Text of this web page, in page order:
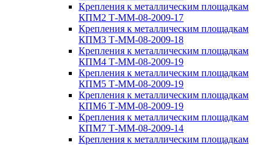
Крепления к металлическим площадкам
КПМ2 Т-ММ-08-2009-17
Крепления к металлическим площадкам
КПМ3 Т-ММ-08-2009-18
Крепления к металлическим площадкам
КПМ4 Т-ММ-08-2009-19
Крепления к металлическим площадкам
КПМ5 Т-ММ-08-2009-19
Крепления к металлическим площадкам
КПМ6 Т-ММ-08-2009-19
Крепления к металлическим площадкам
КПМ7 Т-ММ-08-2009-14
Крепления к металлическим площадкам